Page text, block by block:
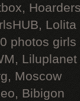
Lolita
photos
Liluplanet
Moscow
Bibigon